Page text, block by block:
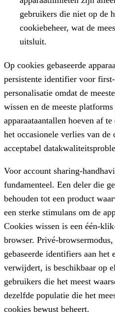
gebruikers die niet op de
cookiebeheer, wat de
uitsluit.
Op cookies gebaseerde
persistente identifier voor
personalisatie omdat de
wissen en de meeste
apparaataantallen hoeven af
het occasionele verlies van
acceptabel
Voor account sharing-
fundamenteel. Een deler die
behouden tot een product
een sterke stimulans om de
Cookies wissen is een één-
browser. Privé-
gebaseerde identifiers aan het
verwijdert, is beschikbaar op
gebruikers die het meest
dezelfde populatie die het
cookies bewust beheert.